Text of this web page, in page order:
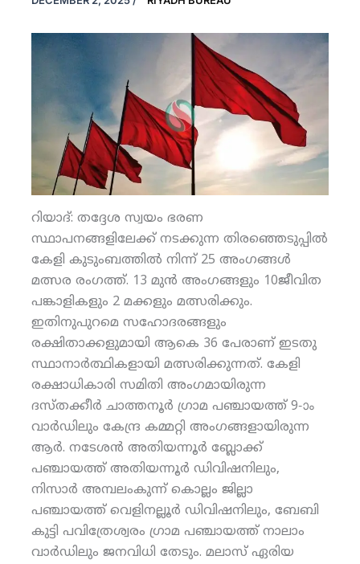
റിയാദ്: തദ്ദേശ സ്വയം ഭരണ
സ്ഥാപനങ്ങളിലേക്ക് നടക്കുന്ന തിരഞ്ഞെടുപ്പില്‍
കേളി കുടുംബത്തില്‍ നിന്ന് 25 അംഗങ്ങള്‍
മത്സര രംഗത്ത്. 13 മുന്‍ അംഗങ്ങളും 10ജീവിത
പങ്കാളികളും 2 മക്കളും മത്സരിക്കും.
ഇതിനുപുറമെ സഹോദരങ്ങളും
രക്ഷിതാക്കളുമായി ആകെ 36 പേരാണ് ഇടതു
സ്ഥാനാര്‍ത്ഥികളായി മത്സരിക്കുന്നത്. കേളി
രക്ഷാധികാരി സമിതി അംഗമായിരുന്ന
ദസ്തക്കീര്‍ ചാത്തനൂര്‍ ഗ്രാമ പഞ്ചായത്ത് 9-ാം
വാര്‍ഡിലും കേന്ദ്ര കമ്മറ്റി അംഗങ്ങളായിരുന്ന
ആര്‍. നടേശന്‍ അതിയന്നൂര്‍ ബ്ലോക്ക്
പഞ്ചായത്ത് അതിയന്നൂര്‍ ഡിവിഷനിലും,
നിസാര്‍ അമ്പലംകുന്ന് കൊല്ലം ജില്ലാ
പഞ്ചായത്ത് വെളിനല്ലൂര്‍ ഡിവിഷനിലും, ബേബി
കുട്ടി പവിത്രേശ്വരം ഗ്രാമ പഞ്ചായത്ത് നാലാം
വാര്‍ഡിലും ജനവിധി തേടും. മലാസ് ഏരിയ